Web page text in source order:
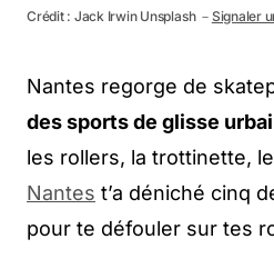
Crédit : Jack Irwin Unsplash － Signaler
Nantes regorge de
des sports de glisse
les rollers, la trottinette,
Nantes t’a déniché cinq
pour te défouler sur tes